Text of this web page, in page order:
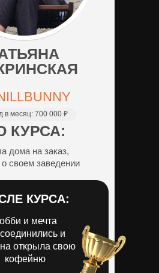
в месяц: 700 000 ₽
КУРСА:
дома на заказ,
своем заведении
КУРСА:
и мечта
и
открыла свою
кофейню